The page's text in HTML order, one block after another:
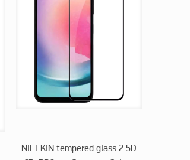
NILLKIN tempered glass 2.5D